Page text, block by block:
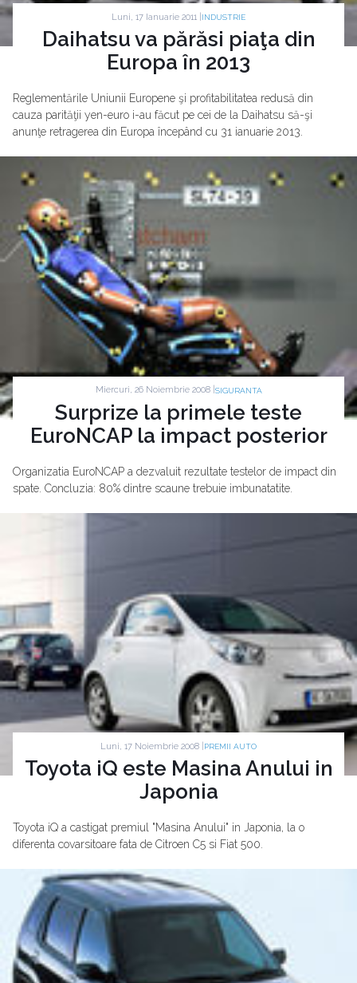
Luni, 17 Ianuarie 2011 | INDUSTRIE
Daihatsu va părăsi piaţa din
Europa în 2013
Reglementările Uniunii Europene şi profitabilitatea redusă din
cauza parităţii yen-euro i-au făcut pe cei de la Daihatsu să-şi
anunţe retragerea din Europa începând cu 31 ianuarie 2013.
Miercuri, 26 Noiembrie 2008 | SIGURANTA
Surprize la primele teste
EuroNCAP la impact posterior
Organizatia EuroNCAP a dezvaluit rezultate testelor de impact din
spate. Concluzia: 80% dintre scaune trebuie imbunatatite.
Luni, 17 Noiembrie 2008 | PREMII AUTO
Toyota iQ este Masina Anului in
Japonia
Toyota iQ a castigat premiul "Masina Anului" in Japonia, la o
diferenta covarsitoare fata de Citroen C5 si Fiat 500.